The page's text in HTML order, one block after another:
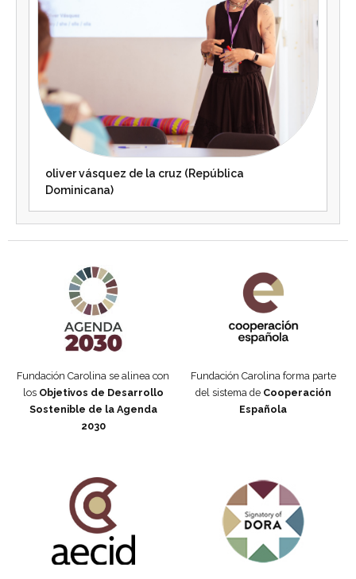
oliver vásquez de la cruz (República
Dominicana)
Fundación Carolina se alinea con
los Objetivos de Desarrollo
Sostenible de la Agenda
2030
Fundación Carolina forma parte
del sistema de Cooperación
Española